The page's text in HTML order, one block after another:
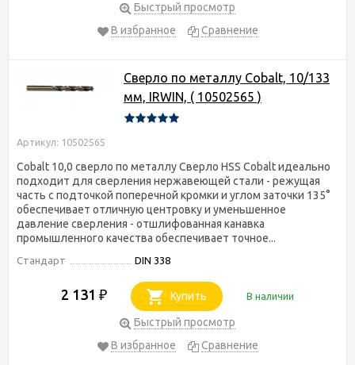
Быстрый просмотр
В избранное
Сравнение
Сверло по металлу Cobalt, 10/133
мм, IRWIN, ( 10502565 )
Артикул: 10502565
Cobalt 10,0 сверло по металлу Сверло HSS Cobalt идеально
подходит для сверления нержавеющей стали - режущая
часть с подточкой поперечной кромки и углом заточки 135°
обеспечивает отличную центровку и уменьшенное
давление сверления - отшлифованная канавка
промышленного качества обеспечивает точное...
Стандарт DIN 338
2 131 ₽ Купить В наличии
Быстрый просмотр
В избранное
Сравнение